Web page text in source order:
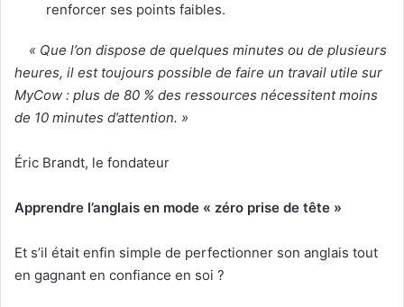
renforcer ses points faibles.
« Que l’on dispose de quelques minutes ou de plusieurs
heures, il est toujours possible de faire un travail utile sur
MyCow : plus de 80 % des ressources nécessitent moins
de 10 minutes d’attention. »
Éric Brandt, le fondateur
Apprendre l’anglais en mode « zéro prise de tête »
Et s’il était enfin simple de perfectionner son anglais tout
en gagnant en confiance en soi ?